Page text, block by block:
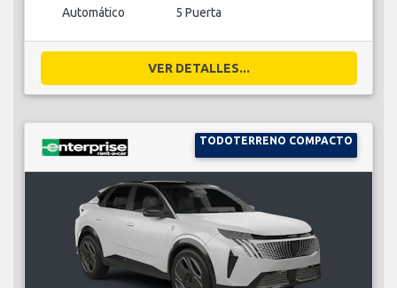
Automático 5 Puerta
VER DETALLES...
TODOTERRENO COMPACTO